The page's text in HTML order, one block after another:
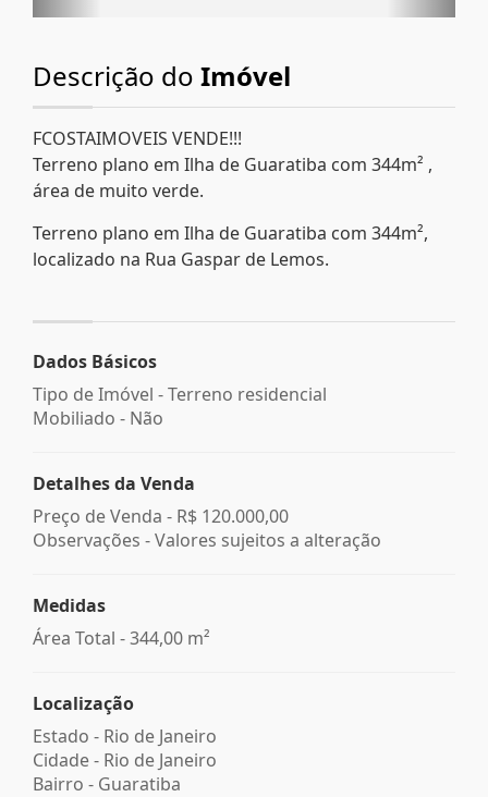
Descrição do Imóvel
FCOSTAIMOVEIS VENDE!!!
Terreno plano em Ilha de Guaratiba com 344m² ,
área de muito verde.
Terreno plano em Ilha de Guaratiba com 344m²,
localizado na Rua Gaspar de Lemos.
Dados Básicos
Tipo de Imóvel - Terreno residencial
Mobiliado - Não
Detalhes da Venda
Preço de Venda - R$ 120.000,00
Observações - Valores sujeitos a alteração
Medidas
Área Total - 344,00 m²
Localização
Estado - Rio de Janeiro
Cidade - Rio de Janeiro
Bairro - Guaratiba